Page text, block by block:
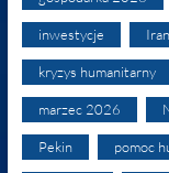
inwestycje Iran
kryzys humanitarny
marzec 2026
Pekin pomoc